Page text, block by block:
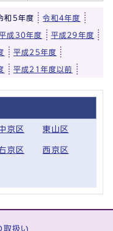
和5年度 令和4年度
成30年度 平成29年度
平成25年度
平成21年度以前
京区 東山区
京区 西京区
取扱い